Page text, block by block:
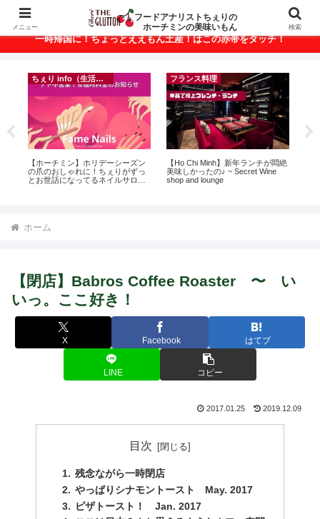
ベトナム・ホーチミンの美味いもんが満載！
一時帰国に！ちょっとええもん土産！はこの赤帯をタッチ！
ちぇり info（生活情報）
【ホーチミン】ホリデーシーズン
の爪のおしゃれに！ちぇりがずっ
とお世話になってるネイルサロン
フランス料理
【Ho Chi Minh】新年ランチが悶絶
美味しかったの♪ ~ Secret Wine
shop and lounge
ホーム
【閉店】Babros Coffee Roaster 〜 い
いっ。ここ好き！
X Facebook はてブ
LINE コピー
2017.01.25 2019.12.09
目次
残念ながら一時閉店
やっぱりシナモントースト May. 2017
ピザトースト！ Jan. 2017
メニュー
フードアナリストちぇりの
ホーチミンの美味いもん
検索